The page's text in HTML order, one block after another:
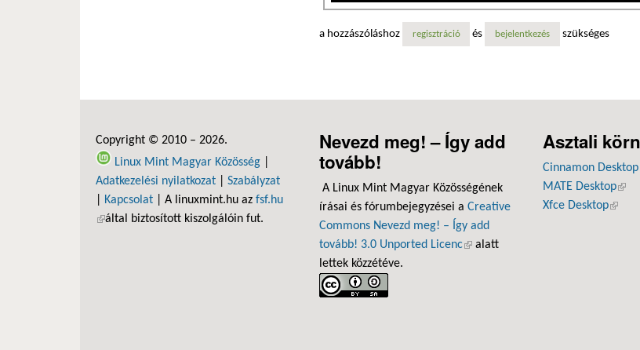
a hozzászóláshoz regisztráció és bejelentkezés szükséges
Copyright © 2010 – 2026.
Linux Mint Magyar Közösség
Adatkezelési nyilatkozat
Szabályzat
Kapcsolat | A linuxmint.hu az fsf.hu
(külső hivatkozás)
által biztosított kiszolgálóin fut.
Nevezd meg! – Így add
tovább!
A Linux Mint Magyar Közösségének
írásai és fórumbejegyzései a Creative
Commons Nevezd meg! – Így add
tovább! 3.0 Unported Licenc(külső hivatkozás)
alatt
lettek közzétéve.
Asztali
Cinnamon Desktop
MATE Desktop
Xfce Desktop(külső